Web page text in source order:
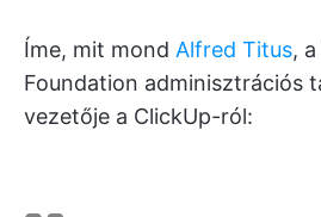
Íme, mit mond Alfred Titus,
Foundation adminisztrációs
vezetője a ClickUp-ról: